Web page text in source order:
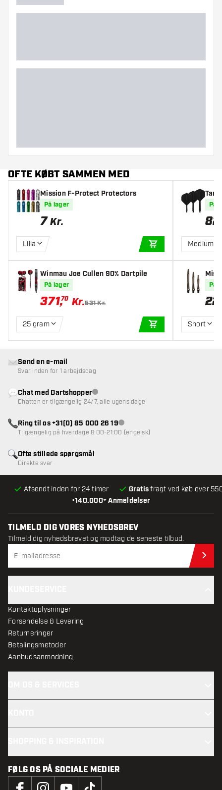
OFTE KØBT SAMMEN MED
Mission F-Protect Protectors
På lager
7 Kr.
Lilla
TILFØJ TIL KURV
Winmau Joe Cullen 90% Dartpile
På lager
371,70 Kr.531 Kr.
25 gram
TILFØJ TIL KURV
På
82
Medium
ed
På
22
Short
•140.000+ Anmeldelser
Afsendt inden for 24 timer Gratisfragt ved køb over
Ofte stillede spørgsmål
Direkte svar
Send en e-mail
Svar inden for 1 arbejdsdag
Chat med DartshopperKundeservice ikke tilgængelig
Chatten er tilgængelig 24/7, alle ugens dage
Ring til os +31(0) 85 000 26 19Kundeservice ikke tilgængelig
Tilgængelig på hverdage 8:00-21:00 (engelsk)
TILMELD DIG VORES NYHEDSBREV
Tilmeld dig nyhedsbrevet og modtag de seneste tilbud.
Kontaktoplysninger
Forsendelse & Levering
Returneringer
Betalingsmetoder
Aanbudsanmodning
FØLG OS PÅ SOCIALE MEDIER